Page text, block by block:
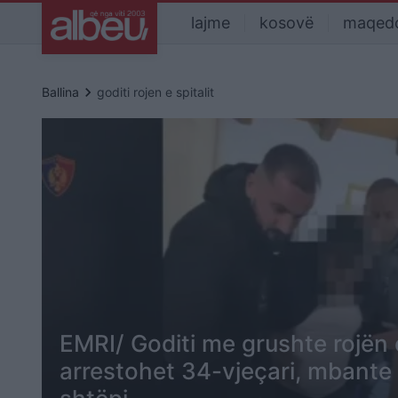
lajme kosovë
Ballina keyboard_arrow_right goditi rojen e spitalit
EMRI/ Goditi me grushte rojën
arrestohet 34-vjeçari,